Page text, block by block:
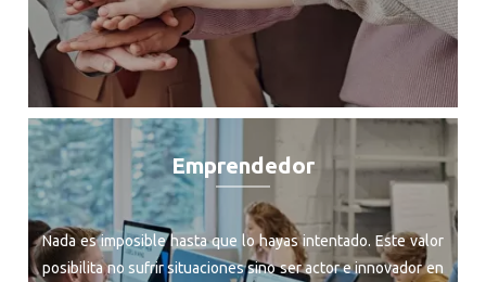
Emprendedor
Nada es imposible hasta que lo hayas intentado. Este valor
posibilita no sufrir situaciones sino ser actor e innovador en